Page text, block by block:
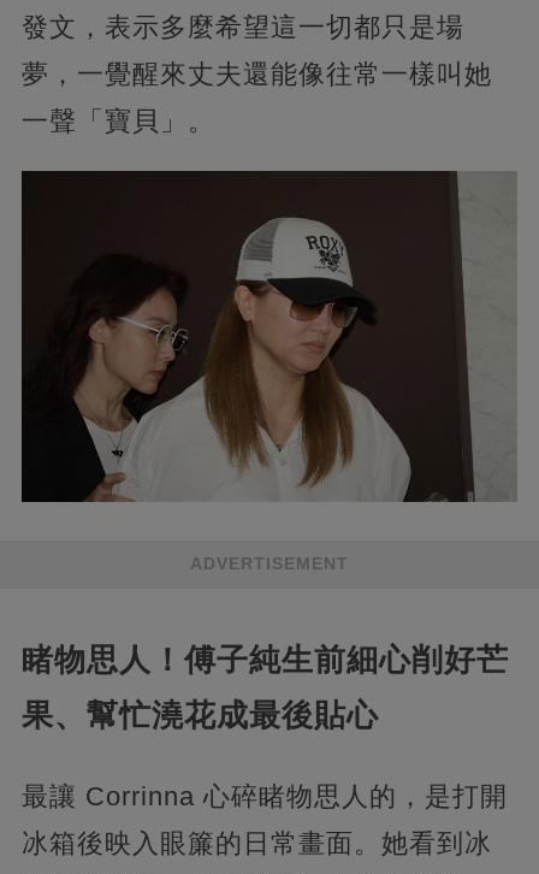
發文，表示多麼希望這一切都只是場
夢，一覺醒來丈夫還能像往常一樣叫她
一聲「寶貝」。
ADVERTISEMENT
睹物思人！傅子純生前細心削好芒
果、幫忙澆花成最後貼心
最讓 Corrinna 心碎睹物思人的，是打開
冰箱後映入眼簾的日常畫面。她看到冰